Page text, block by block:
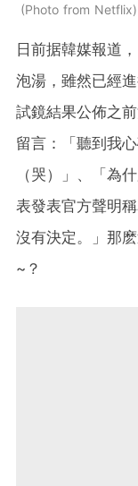
Photo from Netflix
日前据韓媒報道，
泡湯，雖然已經
試鏡結果公佈之
留言：
「聽到我
（哭）」、「為
表發表官方聲明稱
沒有決定。
」那
~？